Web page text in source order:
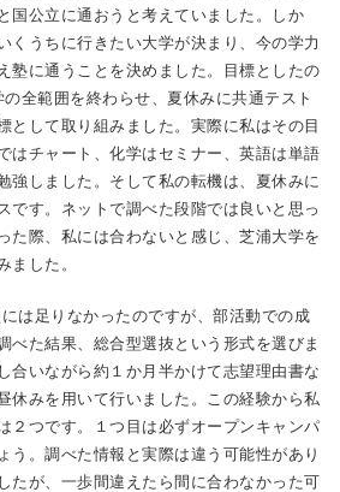
国公立に通おうと考えていました。しか
くうちに行きたい大学が決まり、今の学力
塾に通うことを決めました。目標としたの
全範囲を終わらせ、夏休みに共通テスト
として取り組みました。実際に私はその目
はチャート、化学はセミナー、英語は単語
強しました。そして私の転機は、夏休みに
です。ネットで調べた段階では良いと思っ
た際、私には合わないと感じ、芝浦大学を
ました。
は足りなかったのですが、部活動での成
べた結果、総合型選抜という形式を選びま
合いながら約１か月半かけて志望理由書な
休みを用いて行いました。この経験から私
２つです。１つ目は必ずオープンキャンパ
う。調べた情報と実際は違う可能性があり
たが、一歩間違えたら間に合わなかった可